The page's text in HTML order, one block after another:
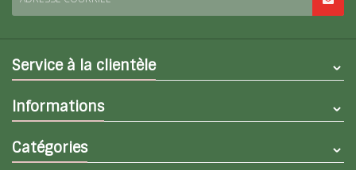
Service à la clientèle
Informations
Catégories